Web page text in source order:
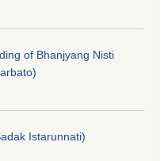
of Bhanjyang Nisti
Istarunnati)